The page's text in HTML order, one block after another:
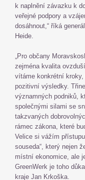
k naplnění závazku k
veřejné podpory a
dosáhnout,“ říká
Heide.
„Pro občany
zejména kvalita
vítáme konkrétní
pozitivní výsledky.
významných podniků,
společnými silami se
takzvaných
rámec zákona, které
Velice si vážím
souseda“, který nejen
místní ekonomice, ale
GreenWerk je toho
kraje Jan Krkoška.